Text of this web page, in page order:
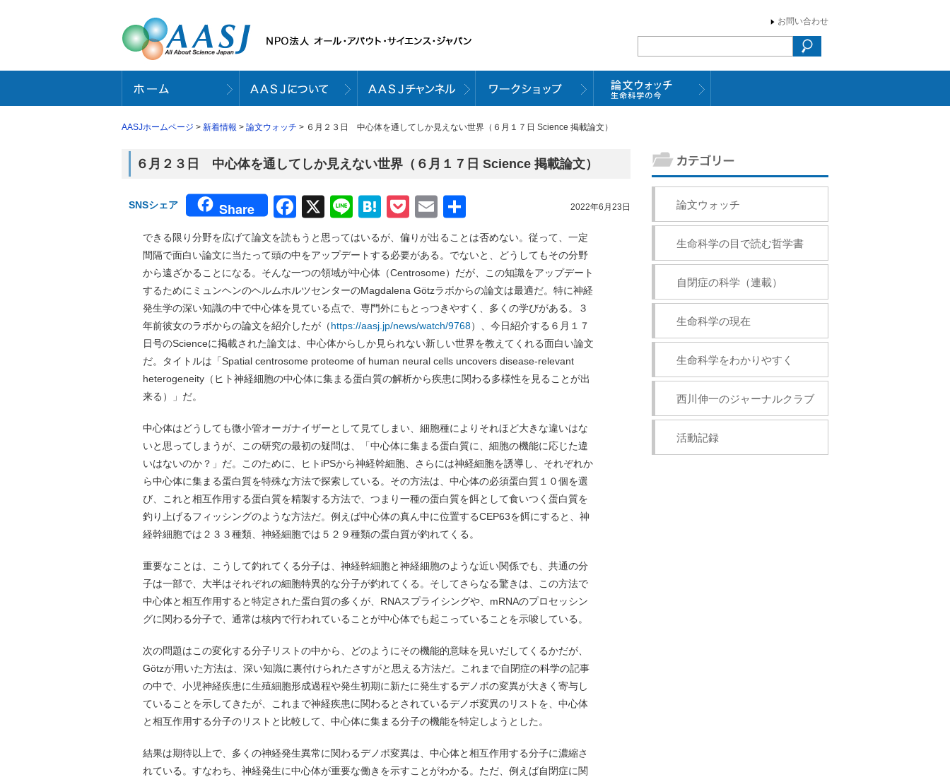
お問い合わせ
AASJホームページ > 新着情報 > 論文ウォッチ > ６月２３日 中心体を通してしか見えない世界（６月１７日 Science 掲載論文）
６月２３日 中心体を通してしか見えない世界（６月１７日 Science 掲載論文）
2022年6月23日
SNSシェア Share Facebook
X LineHatena
Pocket
Email
有
できる限り分野を広げて論文を読もうと思ってはいるが、偏りが出ることは否めない。従って、一定
間隔で面白い論文に当たって頭の中をアップデートする必要がある。でないと、どうしてもその分野
から遠ざかることになる。そんな一つの領域が中心体（Centrosome）だが、この知識をアップデート
するためにミュンヘンのヘルムホルツセンターのMagdalena Götzラボからの論文は最適だ。特に神経
発生学の深い知識の中で中心体を見ている点で、専門外にもとっつきやすく、多くの学びがある。３
年前彼女のラボからの論文を紹介したが（https://aasj.jp/news/watch/9768）、今日紹介する６月１７
日号のScienceに掲載された論文は、中心体からしか見られない新しい世界を教えてくれる面白い論文
だ。タイトルは「Spatial centrosome proteome of human neural cells uncovers disease-relevant
heterogeneity（ヒト神経細胞の中心体に集まる蛋白質の解析から疾患に関わる多様性を見ることが出
来る）」だ。
中心体はどうしても微小管オーガナイザーとして見てしまい、細胞種によりそれほど大きな違いはな
いと思ってしまうが、この研究の最初の疑問は、「中心体に集まる蛋白質に、細胞の機能に応じた違
いはないのか？」だ。このために、ヒトiPSから神経幹細胞、さらには神経細胞を誘導し、それぞれか
ら中心体に集まる蛋白質を特殊な方法で探索している。その方法は、中心体の必須蛋白質１０個を選
び、これと相互作用する蛋白質を精製する方法で、つまり一種の蛋白質を餌として食いつく蛋白質を
釣り上げるフィッシングのような方法だ。例えば中心体の真ん中に位置するCEP63を餌にすると、神
経幹細胞では２３３種類、神経細胞では５２９種類の蛋白質が釣れてくる。
重要なことは、こうして釣れてくる分子は、神経幹細胞と神経細胞のような近い関係でも、共通の分
子は一部で、大半はそれぞれの細胞特異的な分子が釣れてくる。そしてさらなる驚きは、この方法で
中心体と相互作用すると特定された蛋白質の多くが、RNAスプライシングや、mRNAのプロセッシン
グに関わる分子で、通常は核内で行われていることが中心体でも起こっていることを示唆している。
次の問題はこの変化する分子リストの中から、どのようにその機能的意味を見いだしてくるかだが、
Götzが用いた方法は、深い知識に裏付けられたさすがと思える方法だ。これまで自閉症の科学の記事
の中で、小児神経疾患に生殖細胞形成過程や発生初期に新たに発生するデノボの変異が大きく寄与し
ていることを示してきたが、これまで神経疾患に関わるとされているデノボ変異のリストを、中心体
と相互作用する分子のリストと比較して、中心体に集まる分子の機能を特定しようとした。
結果は期待以上で、多くの神経発生異常に関わるデノボ変異は、中心体と相互作用する分子に濃縮さ
れている。すなわち、神経発生に中心体が重要な働きを示すことがわかる。ただ、例えば自閉症に関
論文ウォッチ
生命科学の目で読む哲学書
自閉症の科学（連載）
生命科学の現在
生命科学をわかりやすく
西川伸一のジャーナルクラブ
活動記録